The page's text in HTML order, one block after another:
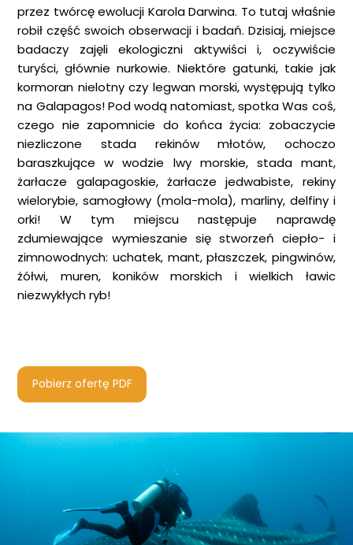
przez twórcę ewolucji Karola Darwina. To tutaj właśnie
robił część swoich obserwacji i badań. Dzisiaj, miejsce
badaczy zajęli ekologiczni aktywiści i, oczywiście
turyści, głównie nurkowie. Niektóre gatunki, takie jak
kormoran nielotny czy legwan morski, występują tylko
na Galapagos! Pod wodą natomiast, spotka Was coś,
czego nie zapomnicie do końca życia: zobaczycie
niezliczone stada rekinów młotów, ochoczo
baraszkujące w wodzie lwy morskie, stada mant,
żarłacze galapagoskie, żarłacze jedwabiste, rekiny
wielorybie, samogłowy (mola-mola), marliny, delfiny i
orki! W tym miejscu następuje naprawdę
zdumiewające wymieszanie się stworzeń ciepło- i
zimnowodnych: uchatek, mant, płaszczek, pingwinów,
żółwi, muren, koników morskich i wielkich ławic
niezwykłych ryb!
Pobierz ofertę PDF